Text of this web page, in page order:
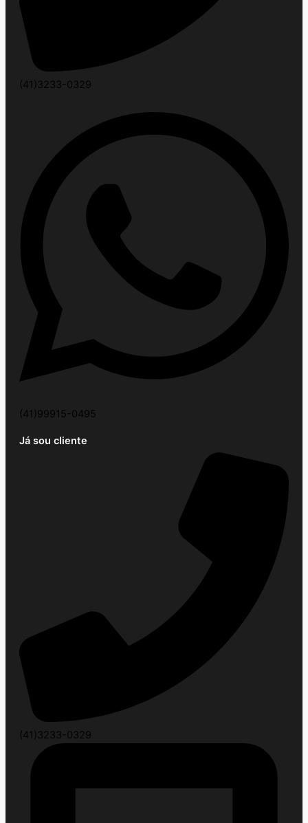
(41)3233-0329
(41)99915-0495
Já sou cliente
(41)3233-0329